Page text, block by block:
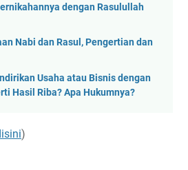
dengan Rasulullah
Nabi dan Rasul, Pengertian dan
Usaha atau Bisnis dengan
Hasil Riba? Apa Hukumnya?
)